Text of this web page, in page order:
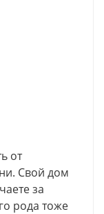
от
Свой дом
за
рода тоже